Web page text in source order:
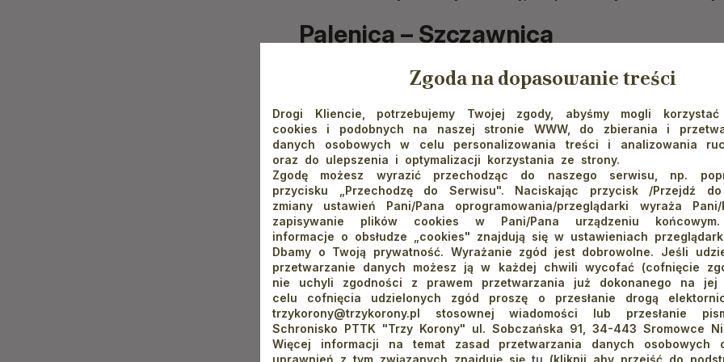
Palenica – Szczawnica
Wielu ludzi wybiera się w góry aby podziwiać widoki, pomyśleć oraz mile
panujący na szczycie Palenicy może nie wszystkim przypaść do gustu. Bywa
i zjeżdżalni grawitacyjnej nie czuć, że jesteśmy na górskim szczycie.
Dlatego
a w dalszą drogę udać się do Szafranówki, która jest o „rzut kamieniem”
0,5 km.
Następnie udajemy się na wschód cały czas już praktycznie schodząc.
i marsz w kierunki Leśnicy i góry Červená hora, która znajduje się w paśmie
dotrzemy do jednego z najpiękniejszych miejsc, z którego możemy podziwiać
Sokolica wygląda imponująco, przybierając kształt wilczego kła. Stamtąd
w kierunku Przełomu. Po drodze mijamy ścianę Bystrzyka, nagą, prawie
się niczym w porównaniu z naturą. Następnie natrafiamy na Leśnicki Potok -
wraz z biegiem rzeki kierujemy się z powrotem ku pięknej Szczawnicy.
Niewątpliwą zaletą tej trasy, oprócz pięknych widoków, jest ukształtowanie
Zgoda na dopasowanie treści
Drogi Kliencie, potrzebujemy Twojej zgody, abyśmy mogli
cookies i podobnych na naszej stronie WWW, do zbierania i
danych osobowych w celu personalizowania treści i analizowania
oraz do ulepszenia i optymalizacji korzystania ze strony.
Zgodę możesz wyrazić przechodząc do naszego serwisu, np.
przycisku „Przechodzę do Serwisu". Naciskając przycisk /Przejdź
zmiany ustawień Pani/Pana oprogramowania/przeglądarki wyraża
zapisywanie plików cookies w Pani/Pana urządzeniu końcowym.
informacje o obsłudze „cookies" znajdują się w ustawieniach
Dbamy o Twoją prywatność. Wyrażanie zgód jest dobrowolne. Jeśli
przetwarzanie danych możesz ją w każdej chwili wycofać (cofnięcie
nie uchyli zgodności z prawem przetwarzania już dokonanego na jej
celu cofnięcia udzielonych zgód proszę o przesłanie drogą
trzykorony@trzykorony.pl stosownej wiadomości lub przesłanie
Schronisko PTTK "Trzy Korony" ul. Sobczańska 91, 34-443 Sromowce
Więcej informacji na temat zasad przetwarzania danych osobowych
uprawnień z tym związanych znajduję się tu (kliknij aby przejść do